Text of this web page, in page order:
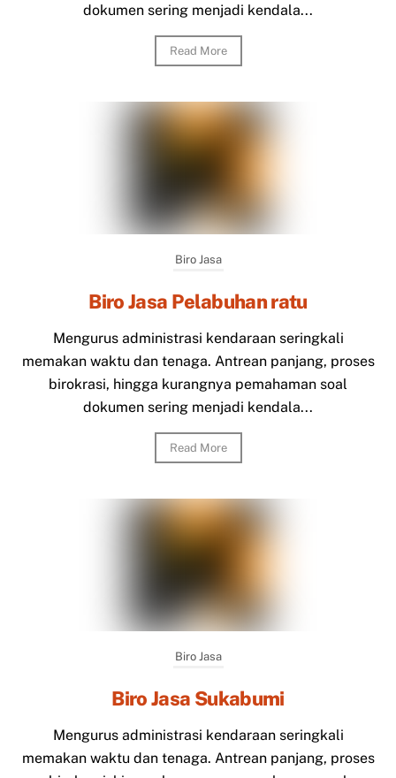
dokumen sering menjadi kendala...
Read More
Biro Jasa
Biro Jasa Pelabuhan ratu
Mengurus administrasi kendaraan seringkali
memakan waktu dan tenaga. Antrean panjang, proses
birokrasi, hingga kurangnya pemahaman soal
dokumen sering menjadi kendala...
Read More
Biro Jasa
Biro Jasa Sukabumi
Mengurus administrasi kendaraan seringkali
memakan waktu dan tenaga. Antrean panjang, proses